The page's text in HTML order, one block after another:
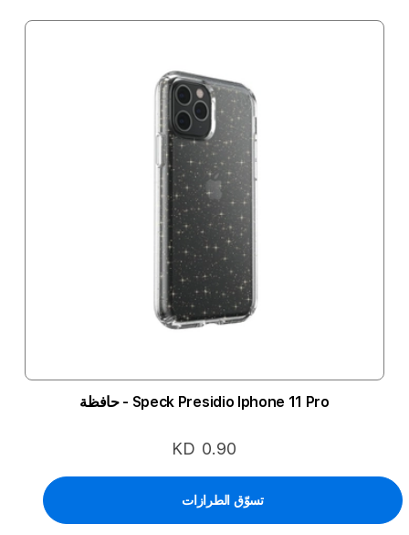
Speck Presidio Iphone 11 Pro - حافظة
KD 0.90
تسوّق الطرازات